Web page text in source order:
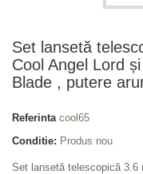
Set lansetă
Cool Angel Lord
Blade , putere
Referinta cool65
Conditie: Produs nou
Set lansetă telescopică 3.6